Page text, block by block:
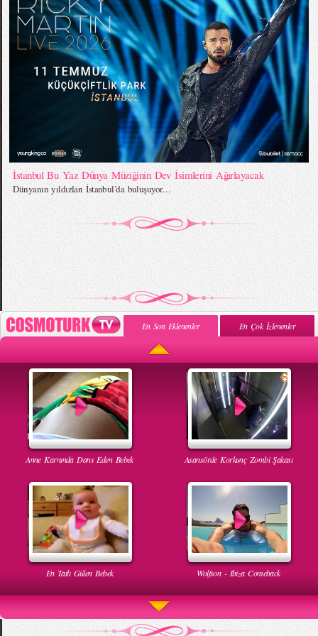
İstanbul Bu Yaz Dünya Müziğinin Dev İsimlerini Ağırlayacak
Dünyanın yıldızları İstanbul’da buluşuyor…
En Son Eklenenler En Çok İzlenenler
Anne Karnında Dans Eden Bebek Asansörde Korkunç Zombi Şakası
En Tatlı Gülen Bebek Wolfson - Ibiza Comeback